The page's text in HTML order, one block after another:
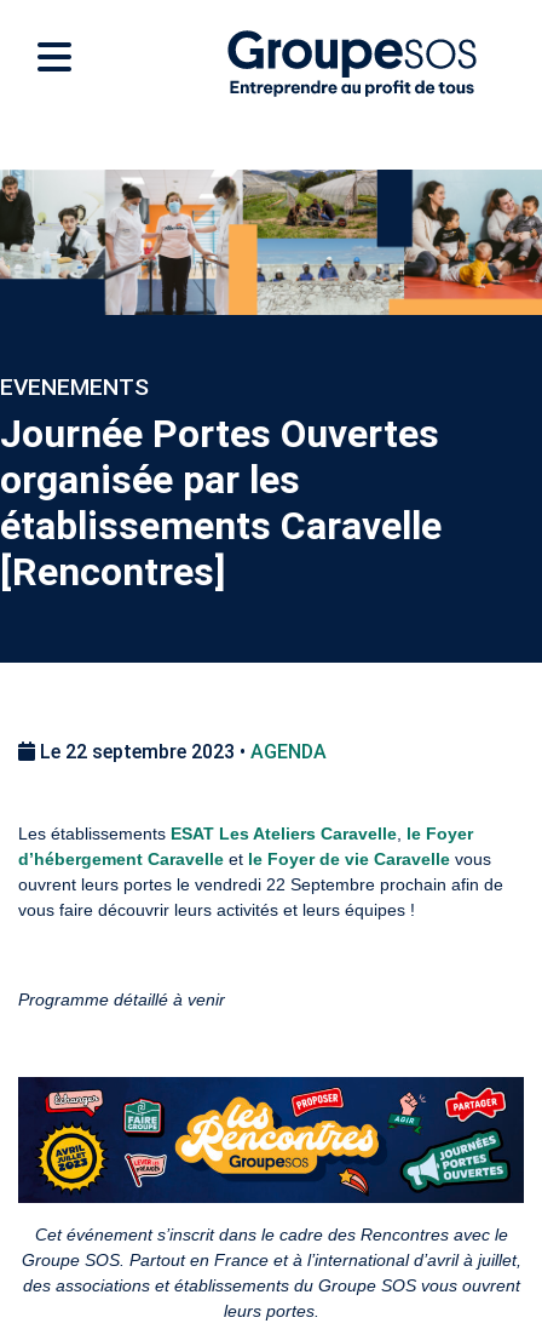
EVENEMENTS
Journée Portes Ouvertes
organisée par les
établissements Caravelle
[Rencontres]
Le 22 septembre 2023 • AGENDA
Les établissements ESAT Les Ateliers Caravelle le Foyer
d’hébergement Caravelle et le Foyer de vie Caravelle vous
ouvrent leurs portes le vendredi 22 Septembre prochain afin de
vous faire découvrir leurs activités et leurs équipes !
Programme détaillé à venir
Cet événement s’inscrit dans le cadre des Rencontres avec le
Groupe SOS. Partout en France et à l’international d’avril à juillet,
des associations et établissements du Groupe SOS vous ouvrent
leurs portes.